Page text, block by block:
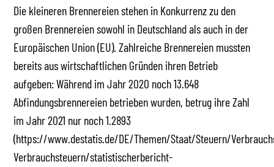
Die kleineren Brennereien stehen in Konkurrenz zu den
großen Brennereien sowohl in Deutschland als auch in der
Europäischen Union (EU). Zahlreiche Brennereien mussten
bereits aus wirtschaftlichen Gründen ihren Betrieb
aufgeben: Während im Jahr 2020 noch 13.648
Abfindungsbrennereien betrieben wurden, betrug ihre Zahl
im Jahr 2021 nur noch 1.2893
(https://www.destatis.de/DE/Themen/Staat/Steuern/
Verbrauchsteuern/statistischerbericht-